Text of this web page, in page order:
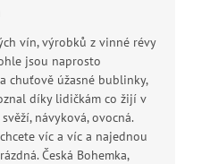
je 5 z 5 hvězdiček.
vín, výrobků z vinné révy
jsou naprosto
chuťově úžasné bublinky,
díky lidičkám co žijí v
návyková, ovocná.
víc a víc a najednou
Česká Bohemka,